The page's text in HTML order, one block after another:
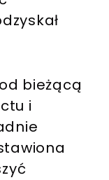
bieżącą
i